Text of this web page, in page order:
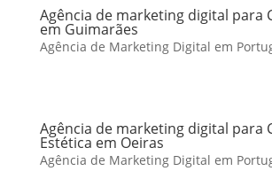
Agência de marketing digital para
em Guimarães
Agência de Marketing Digital em
Agência de marketing digital para
Estética em Oeiras
Agência de Marketing Digital em